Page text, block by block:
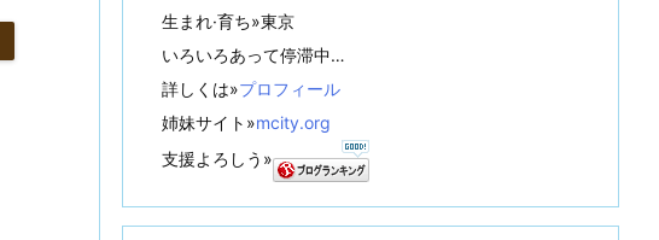
生まれ·育ち»東京
いろいろあって停滞中…
詳しくは»プロフィール
姉妹サイト»mcity.org
支援よろしう»